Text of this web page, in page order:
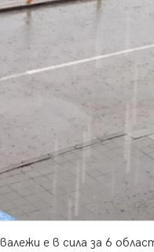
е в сила за 6